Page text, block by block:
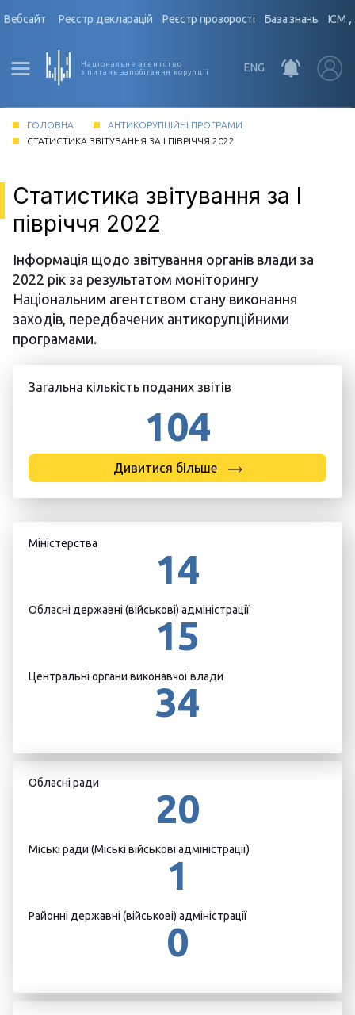
Вебсайт Реєстр декларацій Реєстр прозорості База знань ІСМ
Національне агентство
з питань запобігання корупції
ENG
ГОЛОВНА
АНТИКОРУПЦІЙНІ ПРОГРАМИ
СТАТИСТИКА ЗВІТУВАННЯ ЗА I ПІВРІЧЧЯ 2022
Статистика звітування за I
півріччя 2022
Інформація щодо звітування органів влади за
2022 рік за результатом моніторингу
Національним агентством стану виконання
заходів, передбачених антикорупційними
програмами.
104
Загальна кількість поданих звітів
Дивитися більше
14
Міністерства
15
Обласні державні (військові) адміністрації
34
Центральні органи виконавчої влади
20
Обласні ради
1
Міські ради (Міські військові адміністрації)
0
Районні державні (військові) адміністрації